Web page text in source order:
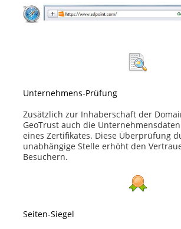
Unternehmens-Prüfung
Zusätzlich zur Inhaberschaft der
GeoTrust auch die
eines Zertifikates. Diese Überprüfung
unabhängige Stelle erhöht den
Besuchern.
Seiten-Siegel